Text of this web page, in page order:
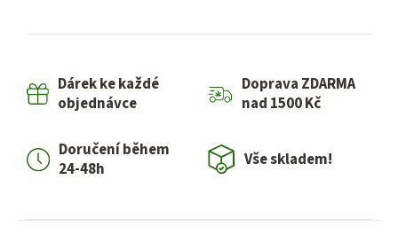
l
k
Dárek ke každé
objednávce
Doprava ZDARMA
nad 1500 Kč
Doručení během
24-48h
Vše skladem!